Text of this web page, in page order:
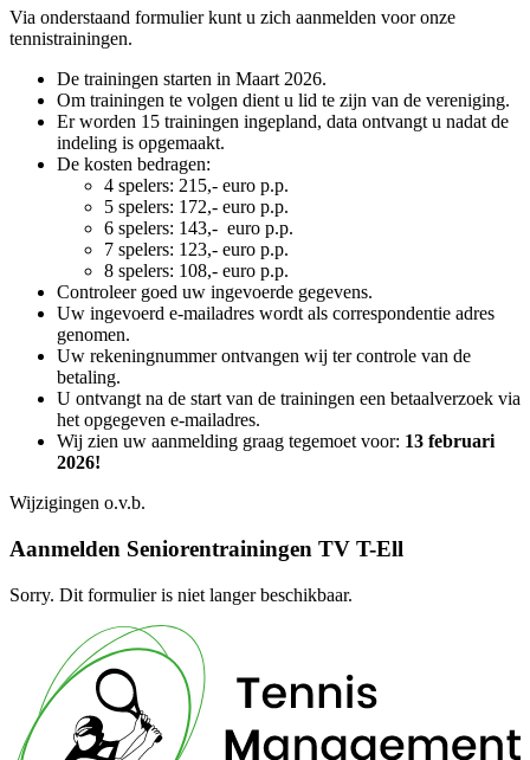
Via onderstaand formulier kunt u zich aanmelden voor onze
tennistrainingen.
De trainingen starten in Maart 2026.
Om trainingen te volgen dient u lid te zijn van de vereniging.
Er worden 15 trainingen ingepland, data ontvangt u nadat de
indeling is opgemaakt.
De kosten bedragen:
4 spelers: 215,- euro p.p.
5 spelers: 172,- euro p.p.
6 spelers: 143,- euro p.p.
7 spelers: 123,- euro p.p.
8 spelers: 108,- euro p.p.
Controleer goed uw ingevoerde gegevens.
Uw ingevoerd e-mailadres wordt als correspondentie adres
genomen.
Uw rekeningnummer ontvangen wij ter controle van de
betaling.
U ontvangt na de start van de trainingen een betaalverzoek via
het opgegeven e-mailadres.
Wij zien uw aanmelding graag tegemoet voor: 13 februari
2026!
Wijzigingen o.v.b.
Aanmelden Seniorentrainingen TV T-Ell
Sorry. Dit formulier is niet langer beschikbaar.